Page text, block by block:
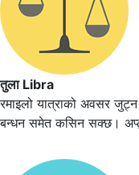
तुला Libra
रमाइलो यात्राको अवसर
बन्धन समेत कसिन सक्छ।